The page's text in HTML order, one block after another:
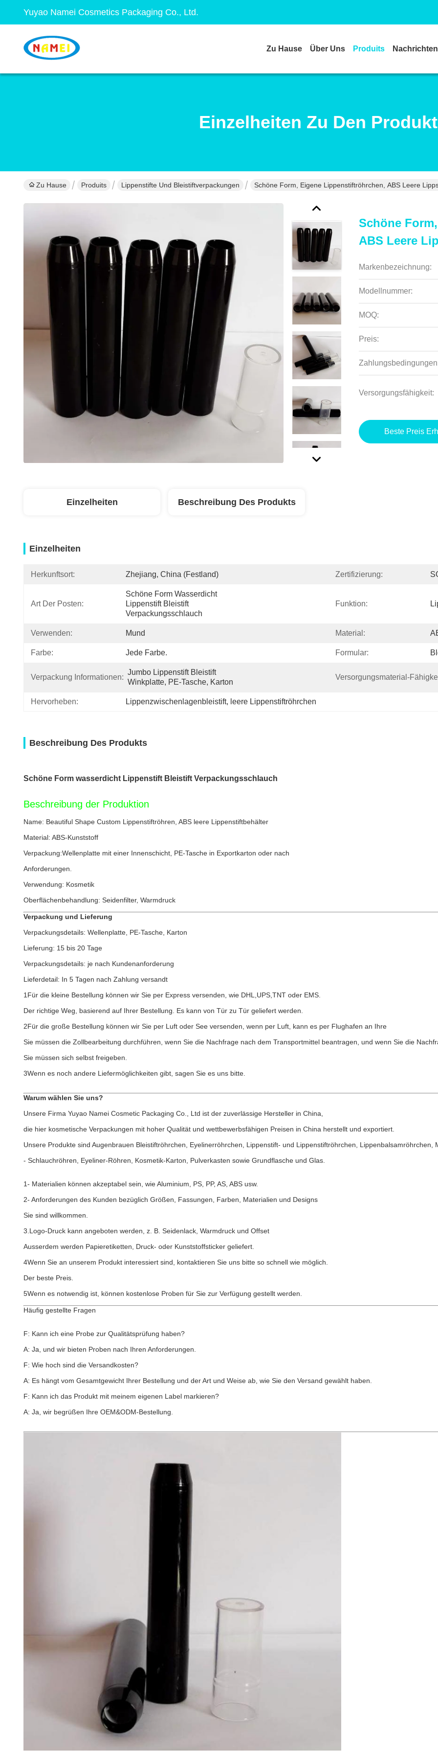
Yuyao Namei Cosmetics Packaging Co., Ltd.
Zu Hause Über Uns Produits Nachrichten
Einzelheiten Zu Den
Zu Hause Produits Lippenstifte Und Bleistiftverpackungen Schöne Form, Eigene Lippenstiftröhrchen, ABS Leere
Schöne
ABS Leere
Markenbezeichnung:
Modellnummer:
MOQ:
Preis:
Versorgungsfähigkeit:
Beste Preis
Einzelheiten Beschreibung Des Produkts
Einzelheiten
Herkunftsort: Zhejiang, China (Festland) Zertifizierung:
Art Der Posten:
Schöne Form Wasserdicht
Lippenstift Bleistift
Verpackungsschlauch
Funktion:
Verwenden: Mund Material:
Farbe: Jede Farbe. Formular:
Verpackung Informationen:
Jumbo Lippenstift Bleistift
Winkplatte, PE-Tasche, Karton
Versorgungsmaterial-
Hervorheben: Lippenzwischenlagenbleistift, leere Lippenstiftröhrchen
Beschreibung Des Produkts
Schöne Form wasserdicht Lippenstift Bleistift Verpackungsschlauch
Beschreibung der Produktion
Name: Beautiful Shape Custom Lippenstiftröhren, ABS leere Lippenstiftbehälter
Material: ABS-Kunststoff
Verpackung:Wellenplatte mit einer Innenschicht, PE-Tasche in Exportkarton oder nach
Anforderungen.
Verwendung: Kosmetik
Oberflächenbehandlung: Seidenfilter, Warmdruck
Verpackung und Lieferung
Verpackungsdetails: Wellenplatte, PE-Tasche, Karton
Lieferung: 15 bis 20 Tage
Verpackungsdetails: je nach Kundenanforderung
Lieferdetail: In 5 Tagen nach Zahlung versandt
1Für die kleine Bestellung können wir Sie per Express versenden, wie DHL,UPS,TNT oder EMS.
Der richtige Weg, basierend auf Ihrer Bestellung. Es kann von Tür zu Tür geliefert werden.
2Für die große Bestellung können wir Sie per Luft oder See versenden, wenn per Luft, kann es per Flughafen an Ihre
Sie müssen die Zollbearbeitung durchführen, wenn Sie die Nachfrage nach dem Transportmittel beantragen, und wenn Sie die
Sie müssen sich selbst freigeben.
3Wenn es noch andere Liefermöglichkeiten gibt, sagen Sie es uns bitte.
Warum wählen Sie uns?
Unsere Firma Yuyao Namei Cosmetic Packaging Co., Ltd ist der zuverlässige Hersteller in China,
die hier kosmetische Verpackungen mit hoher Qualität und wettbewerbsfähigen Preisen in China herstellt und exportiert.
Unsere Produkte sind Augenbrauen Bleistiftröhrchen, Eyelinerröhrchen, Lippenstift- und Lippenstiftröhrchen, Lippenbalsamröhrchen,
- Schlauchröhren, Eyeliner-Röhren, Kosmetik-Karton, Pulverkasten sowie Grundflasche und Glas.
1- Materialien können akzeptabel sein, wie Aluminium, PS, PP, AS, ABS usw.
2- Anforderungen des Kunden bezüglich Größen, Fassungen, Farben, Materialien und Designs
Sie sind willkommen.
3.Logo-Druck kann angeboten werden, z. B. Seidenlack, Warmdruck und Offset
Ausserdem werden Papieretiketten, Druck- oder Kunststoffsticker geliefert.
4Wenn Sie an unserem Produkt interessiert sind, kontaktieren Sie uns bitte so schnell wie möglich.
Der beste Preis.
5Wenn es notwendig ist, können kostenlose Proben für Sie zur Verfügung gestellt werden.
Häufig gestellte Fragen
F: Kann ich eine Probe zur Qualitätsprüfung haben?
A: Ja, und wir bieten Proben nach Ihren Anforderungen.
F: Wie hoch sind die Versandkosten?
A: Es hängt vom Gesamtgewicht Ihrer Bestellung und der Art und Weise ab, wie Sie den Versand gewählt haben.
F: Kann ich das Produkt mit meinem eigenen Label markieren?
A: Ja, wir begrüßen Ihre OEM&ODM-Bestellung.